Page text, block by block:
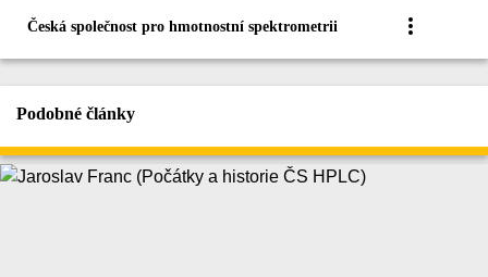
Česká společnost pro hmotnostní spektrometrii
Podobné články